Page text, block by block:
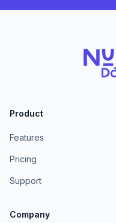
Product
Features
Pricing
Support
Company